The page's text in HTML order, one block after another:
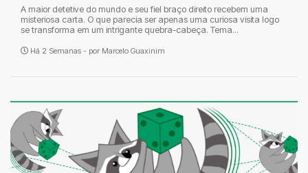
A maior detetive do mundo e seu fiel braço direito recebem uma
misteriosa carta. O que parecia ser apenas uma curiosa visita logo
se transforma em um intrigante quebra-cabeça. Tema...
Há 2 Semanas - por Marcelo Guaxinim